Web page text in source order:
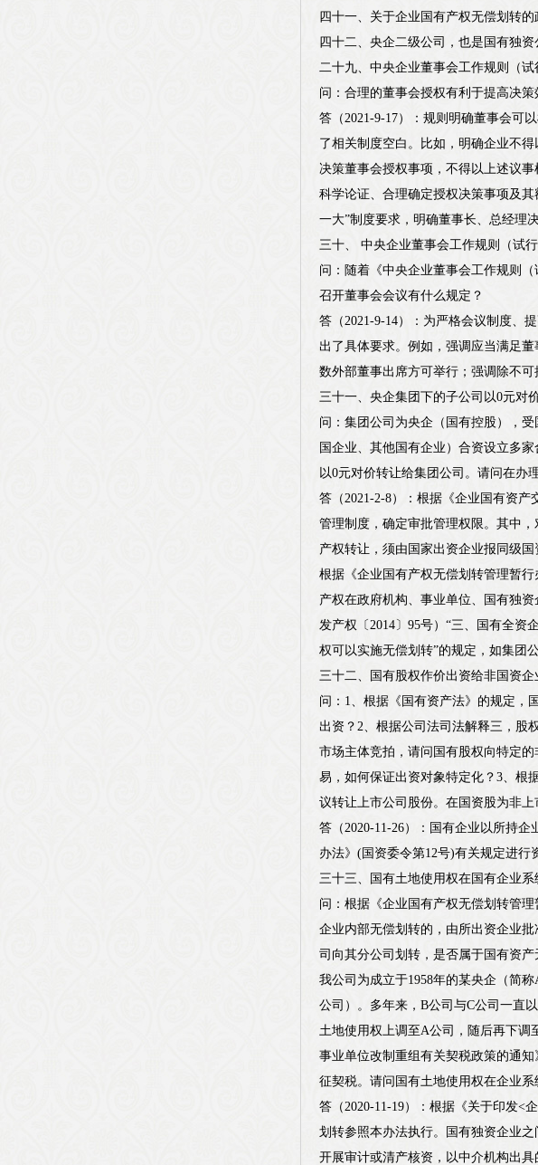
四十一、关于企业国有产权无偿划转的
四十二、央企二级公司，也是国有独
二十九、中央企业董事会工作规则（
问：合理的董事会授权有利于提高决
答（2021-9-17）：规则明确董事会可
了相关制度空白。比如，明确企业不
决策董事会授权事项，不得以上述议
科学论证、合理确定授权决策事项及
一大”制度要求，明确董事长、总经理
三十、 中央企业董事会工作规则（试
问：随着《中央企业董事会工作规则
召开董事会会议有什么规定？
答（2021-9-14）：为严格会议制度、
出了具体要求。例如，强调应当满足
数外部董事出席方可举行；强调除不
三十一、央企集团下的子公司以0元对
问：集团公司为央企（国有控股），
国企业、其他国有企业）合资设立多
以0元对价转让给集团公司。请问在办
答（2021-2-8）：根据《企业国有资
管理制度，确定审批管理权限。其中
产权转让，须由国家出资企业报同级国
根据《企业国有产权无偿划转管理暂
产权在政府机构、事业单位、国有独
发产权〔2014〕95号）“三、国有全
权可以实施无偿划转”的规定，如集团
三十二、国有股权作价出资给非国资企
问：1、根据《国有资产法》的规定，
出资？2、根据公司法司法解释三，股
市场主体竞拍，请问国有股权向特定
易，如何保证出资对象特定化？3、根
议转让上市公司股份。在国资股为非
答（2020-11-26）：国有企业以所持
办法》(国资委令第12号)有关规定进行
三十三、国有土地使用权在国有企业
问：根据《企业国有产权无偿划转管
企业内部无偿划转的，由所出资企业
司向其分公司划转，是否属于国有资
我公司为成立于1958年的某央企（简
公司）。多年来，B公司与C公司一直
土地使用权上调至A公司，随后再下调
事业单位改制重组有关契税政策的通
征契税。请问国有土地使用权在企业
答（2020-11-19）：根据《关于印发<
划转参照本办法执行。国有独资企业
开展审计或清产核资，以中介机构出